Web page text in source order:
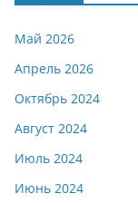
Май 2026
Апрель 2026
Октябрь 2024
Август 2024
Июль 2024
Июнь 2024